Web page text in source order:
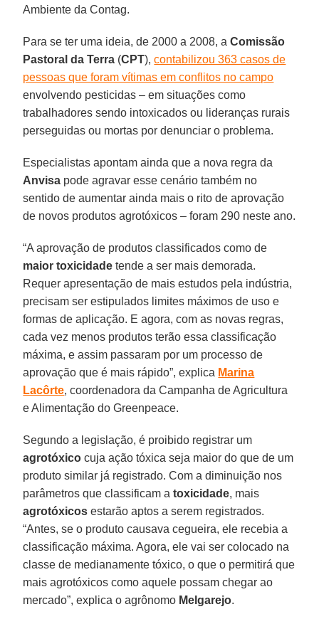
Ambiente da Contag.
Para se ter uma ideia, de 2000 a 2008, aComissão
Pastoral da Terra (CPT),contabilizou 363 casos de
pessoas que foram vítimas em conflitos no campo
envolvendo pesticidas – em situações como
trabalhadores sendo intoxicados ou lideranças rurais
perseguidas ou mortas por denunciar o problema.
Especialistas apontam ainda que a nova regra da
Anvisa pode agravar esse cenário também no
sentido de aumentar ainda mais o rito de aprovação
de novos produtos agrotóxicos – foram 290 neste ano.
“A aprovação de produtos classificados como de
maior toxicidade tende a ser mais demorada.
Requer apresentação de mais estudos pela indústria,
precisam ser estipulados limites máximos de uso e
formas de aplicação. E agora, com as novas regras,
cada vez menos produtos terão essa classificação
máxima, e assim passaram por um processo de
aprovação que é mais rápido”, explica Marina
Lacôrte, coordenadora da Campanha de Agricultura
e Alimentação do Greenpeace.
Segundo a legislação, é proibido registrar um
agrotóxico cuja ação tóxica seja maior do que de um
produto similar já registrado. Com a diminuição nos
parâmetros que classificam atoxicidade, mais
agrotóxicos estarão aptos a serem registrados.
“Antes, se o produto causava cegueira, ele recebia a
classificação máxima. Agora, ele vai ser colocado na
classe de medianamente tóxico, o que o permitirá que
mais agrotóxicos como aquele possam chegar ao
mercado”, explica o agrônomo Melgarejo.